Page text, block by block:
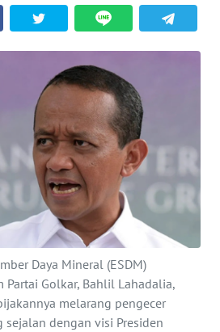
Daya Mineral (ESDM)
Partai Golkar, Bahlil Lahadalia,
melarang pengecer
dengan visi Presiden